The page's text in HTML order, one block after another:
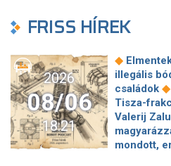
FRISS HÍREK
2026
08/06
18:21
◆
illegális
családok ◆
Tisza-
Valerij
mondott,